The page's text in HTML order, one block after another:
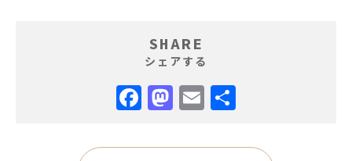
SHARE
シェアする
Facebook
Mastodon
Email